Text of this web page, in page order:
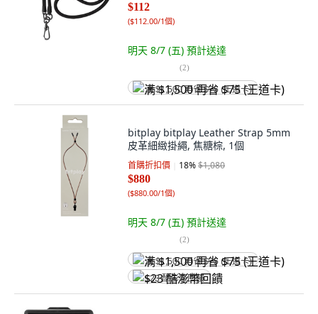
$112
($112.00/1個)
明天 8/7 (五) 預計送達
(2)
满 $1,500 再省 $75 (王道卡)
bitplay bitplay Leather Strap 5mm
皮革細緻掛繩, 焦糖棕, 1個
首購折扣價 18%$1,080
$880
($880.00/1個)
明天 8/7 (五) 預計送達
(2)
满 $1,500 再省 $75 (王道卡)
$23 酷澎幣回饋